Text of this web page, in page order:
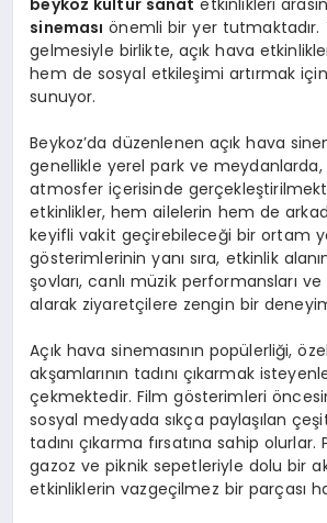
beykoz kültür sanat etkinlikleri
sineması önemli bir yer tutmaktadır.
gelmesiyle birlikte, açık hava
hem de sosyal etkileşimi artırmak
sunuyor.
Beykoz’da düzenlenen açık hava
genellikle yerel park ve
atmosfer içerisinde
etkinlikler, hem ailelerin hem de
keyifli vakit geçirebileceği bir ortam
gösterimlerinin yanı sıra, etkinlik
şovları, canlı müzik performansları
alarak ziyaretçilere zengin bir
Açık hava sinemasının popülerliği,
akşamlarının tadını çıkarmak
çekmektedir. Film gösterimleri
sosyal medyada sıkça paylaşılan
tadını çıkarma fırsatına sahip olurlar.
gazoz ve piknik sepetleriyle dolu bir
etkinliklerin vazgeçilmez bir parçası